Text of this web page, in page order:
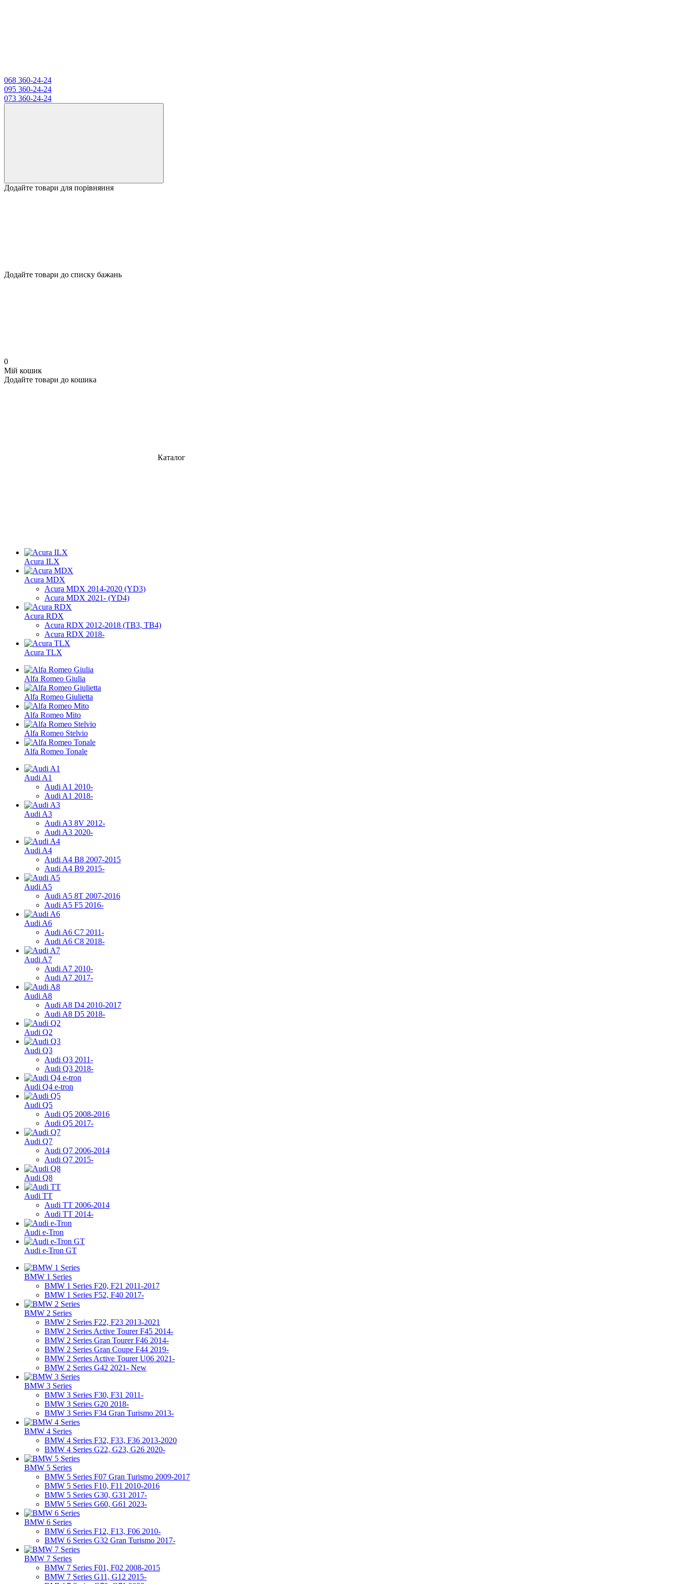
068 360-24-24
095 360-24-24
073 360-24-24
Додайте товари для порівняння
Додайте товари до списку бажань
0
Мій кошик
Додайте товари до кошика
Каталог
Acura ILX
Acura MDX
Acura MDX 2014-2020 (YD3)
Acura MDX 2021- (YD4)
Acura RDX
Acura RDX 2012-2018 (ТВ3, TB4)
Acura RDX 2018-
Acura TLX
Alfa Romeo Giulia
Alfa Romeo Giulietta
Alfa Romeo Mito
Alfa Romeo Stelvio
Alfa Romeo Tonale
Audi A1
Audi A1 2010-
Audi A1 2018-
Audi A3
Audi A3 8V 2012-
Audi A3 2020-
Audi A4
Audi A4 B8 2007-2015
Audi A4 B9 2015-
Audi A5
Audi A5 8Т 2007-2016
Audi A5 F5 2016-
Audi A6
Audi A6 C7 2011-
Audi A6 C8 2018-
Audi A7
Audi A7 2010-
Audi A7 2017-
Audi A8
Audi A8 D4 2010-2017
Audi A8 D5 2018-
Audi Q2
Audi Q3
Audi Q3 2011-
Audi Q3 2018-
Audi Q4 e-tron
Audi Q5
Audi Q5 2008-2016
Audi Q5 2017-
Audi Q7
Audi Q7 2006-2014
Audi Q7 2015-
Audi Q8
Audi TT
Audi TT 2006-2014
Audi TT 2014-
Audi e-Tron
Audi e-Tron GT
BMW 1 Series
BMW 1 Series F20, F21 2011-2017
BMW 1 Series F52, F40 2017-
BMW 2 Series
BMW 2 Series F22, F23 2013-2021
BMW 2 Series Active Tourer F45 2014-
BMW 2 Series Gran Tourer F46 2014-
BMW 2 Series Gran Coupe F44 2019-
BMW 2 Series Active Tourer U06 2021-
BMW 2 Series G42 2021- New
BMW 3 Series
BMW 3 Series F30, F31 2011-
BMW 3 Series G20 2018-
BMW 3 Series F34 Gran Turismo 2013-
BMW 4 Series
BMW 4 Series F32, F33, F36 2013-2020
BMW 4 Series G22, G23, G26 2020-
BMW 5 Series
BMW 5 Series F07 Gran Turismo 2009-2017
BMW 5 Series F10, F11 2010-2016
BMW 5 Series G30, G31 2017-
BMW 5 Series G60, G61 2023-
BMW 6 Series
BMW 6 Series F12, F13, F06 2010-
BMW 6 Series G32 Gran Turismo 2017-
BMW 7 Series
BMW 7 Series F01, F02 2008-2015
BMW 7 Series G11, G12 2015-